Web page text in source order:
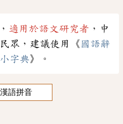
適用於語文研究者 ，中
眾，建議使用《 國語辭
字典》。
漢語拼音